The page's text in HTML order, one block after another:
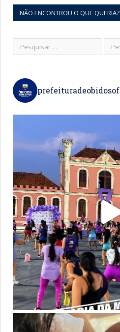
NÃO ENCONTROU O QUE QUERIA?
prefeituradeobidosof